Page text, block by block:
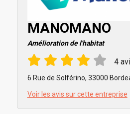
MANOMANO
Amélioration de l'habitat
4
6 Rue de Solférino, 33000
Voir les avis sur cette entreprise